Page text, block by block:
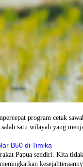
program cetak
satu wilayah yang
B50 di Timika
Papua sendiri. Kita